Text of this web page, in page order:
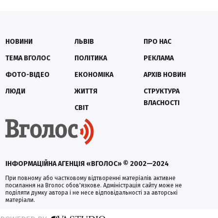
ІНФОРМАЦІЙНА АГЕНЦІЯ «ВГОЛОС» © 2002—2024
При повному або частковому відтворенні матеріалів активне
посилання на Вголос обов'язкове. Адміністрація сайту може не
поділяти думку автора і не несе відповідальності за авторські
матеріали.
НОВИНИ
ТЕМА ВГОЛОС
ФОТО-ВІДЕО
ЛЮДИ
ЛЬВІВ
ПОЛІТИКА
ЕКОНОМІКА
ЖИТТЯ
СВІТ
ПРО НАС
РЕКЛАМА
АРХІВ НОВИН
СТРУКТУРА
ВЛАСНОСТІ